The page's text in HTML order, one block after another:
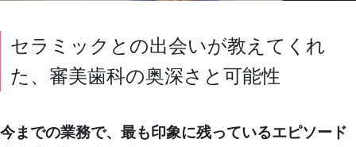
セラミックとの出会いが教えてくれ
た、審美歯科の奥深さと可能性
今までの業務で、最も印象に残っているエピソード